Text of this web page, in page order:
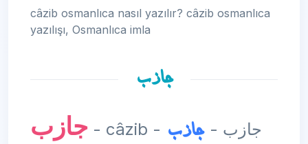
câzib osmanlıca nasıl yazılır? câzib osmanlıca
yazılışı, Osmanlıca imla
جازب
جازب - câzib - جازب - جازب